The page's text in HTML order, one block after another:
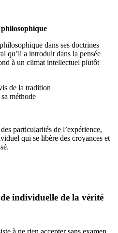
dans ses doctrines
qu’il a introduit dans la pensée
à un climat intellectuel plutôt
de la tradition
méthode
particularités de l’expérience,
qui se libère des croyances et
individuelle de la vérité
à ne rien accepter sans examen.